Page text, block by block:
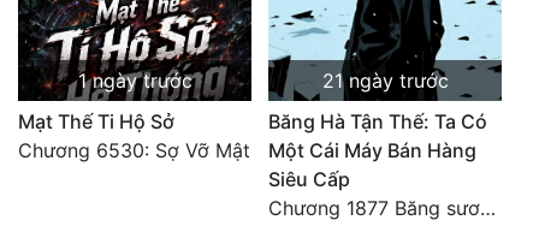
1 ngày trước
Mạt Thế Ti Hộ Sở
Chương 6530: Sợ Vỡ Mật
21 ngày trước
Băng Hà Tận Thế: Ta Có
Một Cái Máy Bán Hàng
Siêu Cấp
Chương 1877 Băng sương kết giới